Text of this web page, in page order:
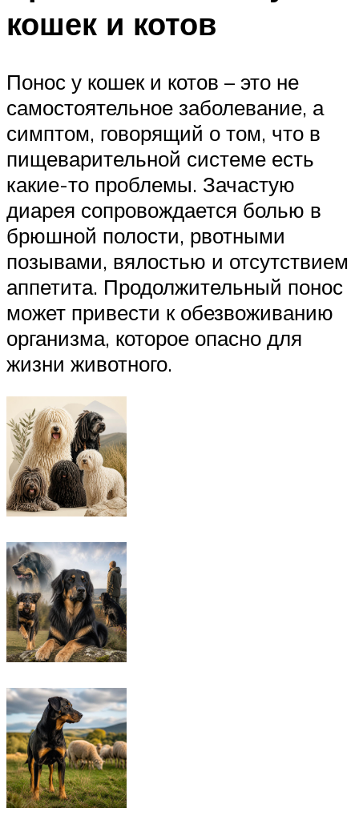
кошек и котов
Понос у кошек и котов – это не
самостоятельное заболевание, а
симптом, говорящий о том, что в
пищеварительной системе есть
какие-то проблемы. Зачастую
диарея сопровождается болью в
брюшной полости, рвотными
позывами, вялостью и отсутствием
аппетита. Продолжительный понос
может привести к обезвоживанию
организма, которое опасно для
жизни животного.